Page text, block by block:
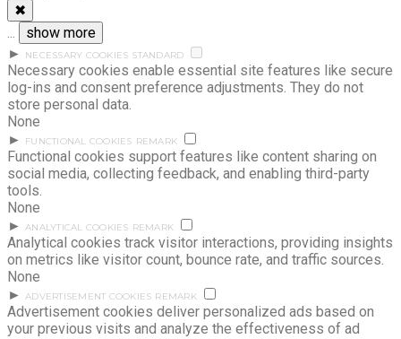
✖
show more
►
NECESSARY COOKIES STANDARD
Necessary cookies enable essential site features like secure
log-ins and consent preference adjustments. They do not
store personal data.
None
►
FUNCTIONAL COOKIES REMARK
Functional cookies support features like content sharing on
social media, collecting feedback, and enabling third-party
tools.
None
► ANALYTICAL COOKIES REMARK
Analytical cookies track visitor interactions, providing insights
on metrics like visitor count, bounce rate, and traffic sources.
None
► ADVERTISEMENT COOKIES REMARK
Advertisement cookies deliver personalized ads based on
your previous visits and analyze the effectiveness of ad